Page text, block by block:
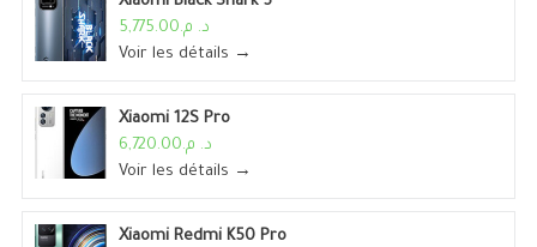
د. م.5,775.00
Voir les détails →
Xiaomi 12S Pro
د. م.6,720.00
Voir les détails →
Xiaomi Redmi K50 Pro